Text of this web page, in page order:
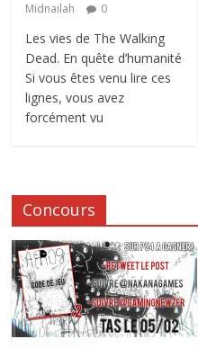
Midnailah
0
Les vies de The Walking
Dead. En quête d’humanité
Si vous êtes venu lire ces
lignes, vous avez
forcément vu
Concours